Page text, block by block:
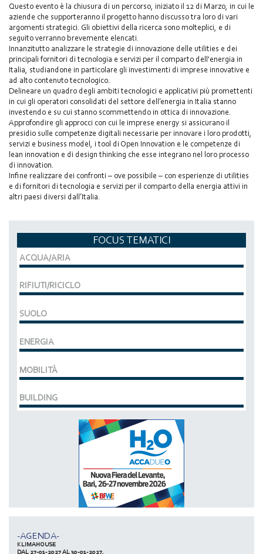
Questo evento è la chiusura di un percorso, iniziato il 12 di Marzo, in cui le
aziende che supporteranno il progetto hanno discusso tra loro di vari
argomenti strategici. Gli obiettivi della ricerca sono molteplici, e di
seguito verranno brevemente elencati.
Innanzitutto analizzare le strategie di innovazione delle utilities e dei
principali fornitori di tecnologia e servizi per il comparto dell'energia in
Italia, studiandone in particolare gli investimenti di imprese innovative e
ad alto contenuto tecnologico.
Delineare un quadro degli ambiti tecnologici e applicativi più promettenti
in cui gli operatori consolidati del settore dell’energia in Italia stanno
investendo e su cui stanno scommettendo in ottica di innovazione.
Approfondire gli approcci con cui le imprese energy si assicurano il
presidio sulle competenze digitali necessarie per innovare i loro prodotti,
servizi e business model, i tool di Open Innovation e le competenze di
lean innovation e di design thinking che esse integrano nel loro processo
di innovation.
Infine realizzare dei confronti – ove possibile – con esperienze di utilities
e di fornitori di tecnologia e servizi per il comparto della energia attivi in
altri paesi diversi dall’Italia.
FOCUS TEMATICI
ACQUA/ARIA
RIFIUTI/RICICLO
SUOLO
ENERGIA
MOBILITÀ
BUILDING
-AGENDA-
DAL 07-03-2028 AL 10-03-2028,
ACCADUEO (H20) edizione BOLOGNA
KLIMAHOUSE
DAL 27-01-2027 AL 30-01-2027,